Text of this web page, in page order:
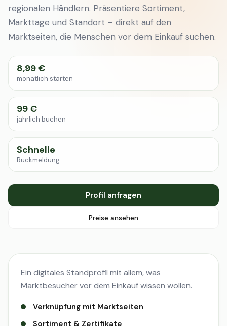
regionalen Händlern. Präsentiere Sortiment,
Markttage und Standort – direkt auf den
Marktseiten, die Menschen vor dem Einkauf suchen.
8,99 €
monatlich starten
99 €
jährlich buchen
Schnelle
Rückmeldung
Profil anfragen
Preise ansehen
Ein digitales Standprofil mit allem, was
Marktbesucher vor dem Einkauf wissen wollen.
Verknüpfung mit Marktseiten
Sortiment & Zertifikate